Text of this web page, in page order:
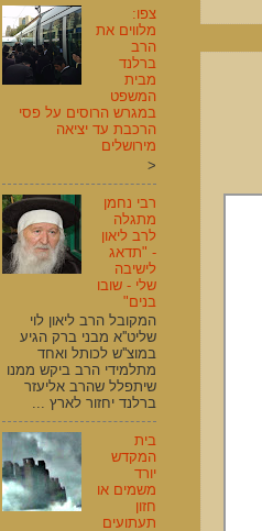
צפו:
מלווים את
הרב
ברלנד
מבית
המשפט
במגרש הרוסים על פסי
הרכבת עד יציאה
מירושלים
<
רבי נחמן
מתגלה
לרב ליאון
- "תדאג
לישיבה
שלי - שובו
בנים"
המקובל הרב ליאון לוי
שליט''א מבני ברק הגיע
במוצ''ש לכותל ואחד
מתלמידי הרב ביקש ממנו
שיתפלל שהרב אליעזר
ברלנד יחזור לארץ ...
בית
המקדש
יורד
משמים או
חזון
תעתועים